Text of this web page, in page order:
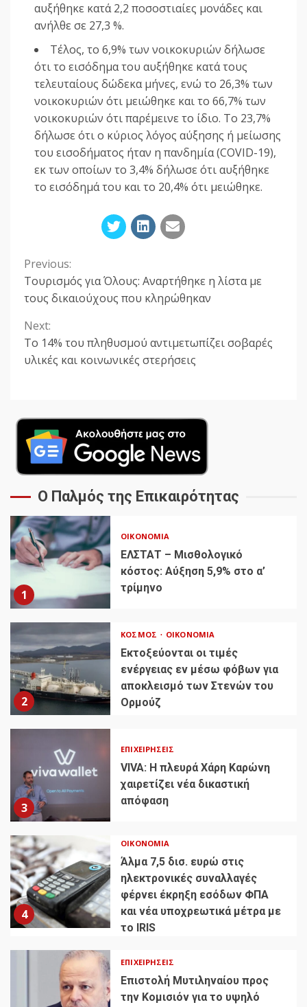
αυξήθηκε κατά 2,2 ποσοστιαίες μονάδες και
ανήλθε σε 27,3 %.
Τέλος, το 6,9% των νοικοκυριών δήλωσε
ότι το εισόδημα του αυξήθηκε κατά τους
τελευταίους δώδεκα μήνες, ενώ το 26,3% των
νοικοκυριών ότι μειώθηκε και το 66,7% των
νοικοκυριών ότι παρέμεινε το ίδιο. Το 23,7%
δήλωσε ότι ο κύριος λόγος αύξησης ή μείωσης
του εισοδήματος ήταν η πανδημία (COVID-19),
εκ των οποίων το 3,4% δήλωσε ότι αυξήθηκε
το εισόδημά του και το 20,4% ότι μειώθηκε.
Continue
Reading
Previous:
Τουρισμός για Όλους: Αναρτήθηκε η λίστα με
τους δικαιούχους που κληρώθηκαν
Next:
Το 14% του πληθυσμού αντιμετωπίζει σοβαρές
υλικές και κοινωνικές στερήσεις
Ο Παλμός της Επικαιρότητας
1
ΟΙΚΟΝΟΜΊΑ
ΕΛΣΤΑΤ – Μισθολογικό
κόστος: Αύξηση 5,9% στο α’
τρίμηνο
2
ΚΌΣΜΟΣ ΟΙΚΟΝΟΜΊΑ
Εκτοξεύονται οι τιμές
ενέργειας εν μέσω φόβων για
αποκλεισμό των Στενών του
Ορμούζ
3
ΕΠΙΧΕΙΡΉΣΕΙΣ
VIVA: Η πλευρά Χάρη Καρώνη
χαιρετίζει νέα δικαστική
απόφαση
4
ΟΙΚΟΝΟΜΊΑ
Άλμα 7,5 δισ. ευρώ στις
ηλεκτρονικές συναλλαγές
φέρνει έκρηξη εσόδων ΦΠΑ
και νέα υποχρεωτικά μέτρα με
το IRIS
ΕΠΙΧΕΙΡΉΣΕΙΣ
Επιστολή Μυτιληναίου προς
την Κομισιόν για το υψηλό